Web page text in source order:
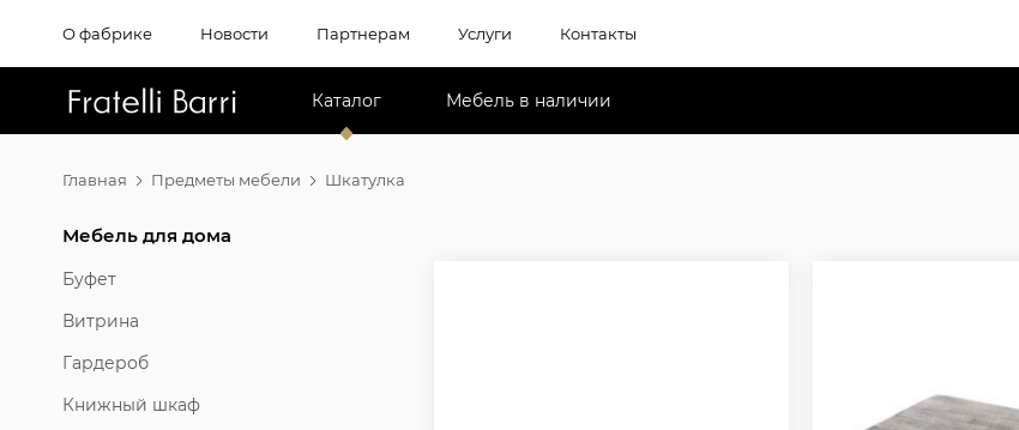
О фабрике Новости Партнерам Услуги Контакты
Каталог Мебель в наличии
Главная Предметы мебели Шкатулка
Мебель для дома
Буфет
Витрина
Гардероб
Книжный шкаф